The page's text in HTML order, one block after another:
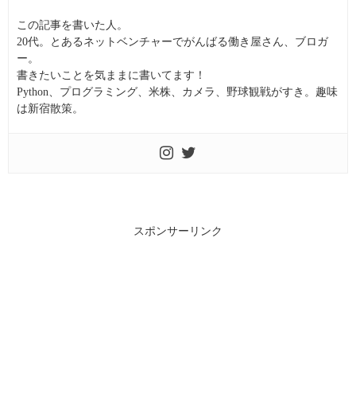
この記事を書いた人。
20代。とあるネットベンチャーでがんばる働き屋さん、ブロガ
ー。
書きたいことを気ままに書いてます！
Python、プログラミング、米株、カメラ、野球観戦がすき。趣味
は新宿散策。
スポンサーリンク